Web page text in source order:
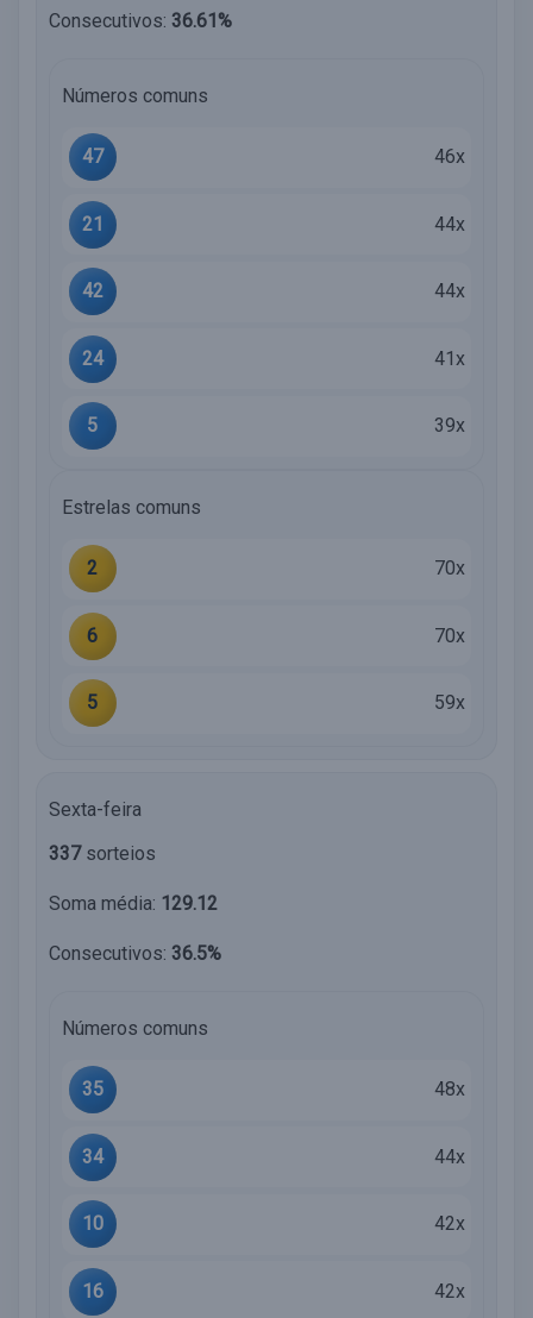
Consecutivos: 36.61%
Números comuns
47 46x
21 44x
42 44x
24 41x
5 39x
Estrelas comuns
2 70x
6 70x
5 59x
Sexta-feira
337sorteios
Soma média: 129.12
Consecutivos: 36.5%
Números comuns
35 48x
34 44x
10 42x
16 42x